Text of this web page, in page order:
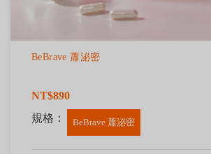
BeBrave 蕭泌密
NT$890
規格：
BeBrave 蕭泌密